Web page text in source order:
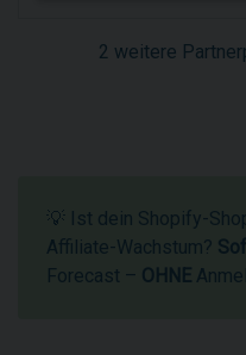
2 weitere
💡 Ist dein Shopify-
Affiliate-Wachstum?
Forecast – OHNE